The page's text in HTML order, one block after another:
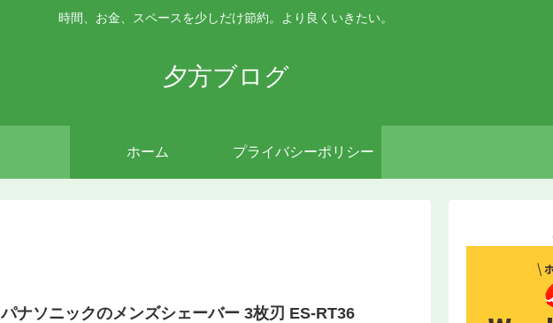
時間、お金、スペースを少しだけ節約。より良くいきたい。
夕方ブログ
ホーム プライバシーポリシー
パナソニックのメンズシェーバー 3枚刃 ES-RT36